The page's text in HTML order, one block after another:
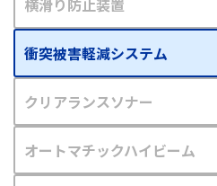
衝突被害軽減システム
クリアランスソナー
オートマチックハイビーム